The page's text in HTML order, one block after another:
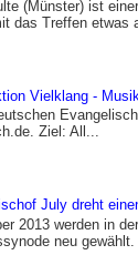
(Münster) ist
das Treffen etwas
Vielklang -
Ziel: All...
July dreht
2013 werden in
neu gewählt.